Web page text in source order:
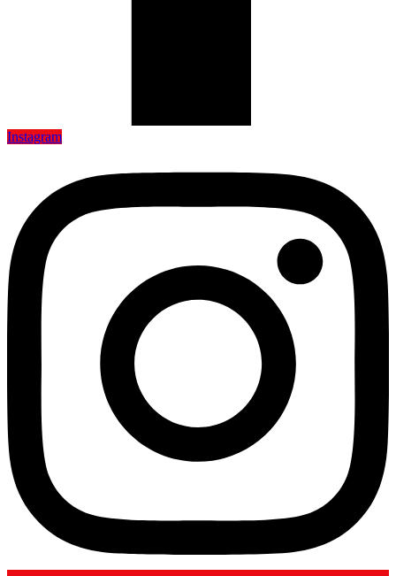
Instagram